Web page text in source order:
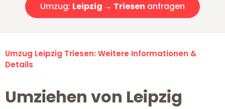
Umzug: Leipzig → Triesen anfragen
Umzug Leipzig Triesen: Weitere Informationen &
Details
Umziehen von Leipzig